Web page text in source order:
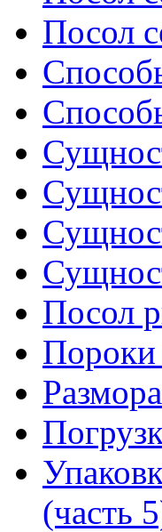
Посол
Посол
(часть